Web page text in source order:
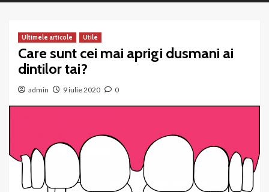
Ultimele articole Utile
Care sunt cei mai aprigi dusmani ai
dintilor tai?
admin 9 iulie 2020 0